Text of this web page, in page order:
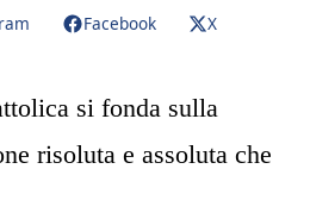
Facebook
X
si fonda sulla
risoluta e assoluta che